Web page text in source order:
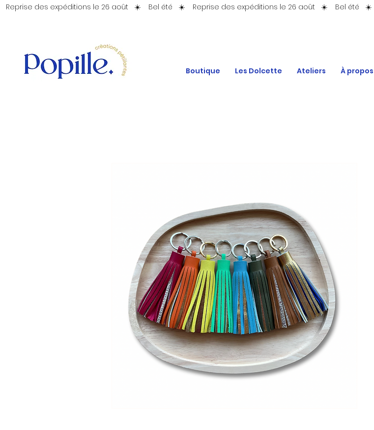
   Reprise des expéditions le 26 août   ☀️    Bel été   ☀️
Boutique Les Dolcette Ateliers À propos